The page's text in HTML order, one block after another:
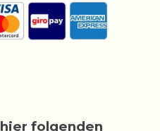
folgenden